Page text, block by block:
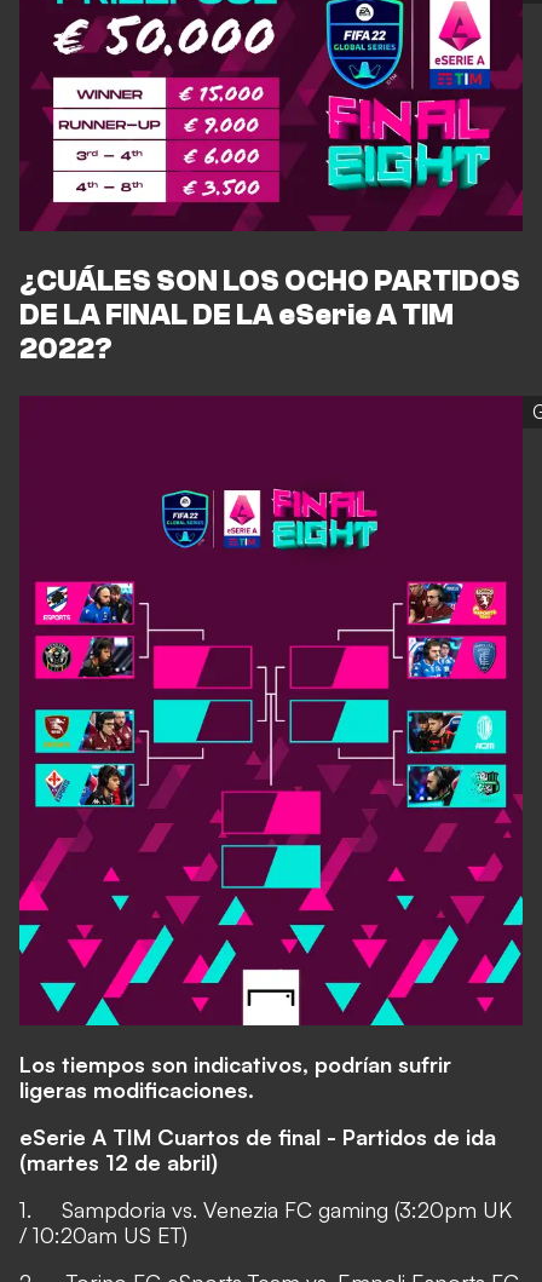
¿CUÁLES SON LOS OCHO PARTIDOS
DE LA FINAL DE LA eSerie A TIM
2022?
Los tiempos son indicativos, podrían sufrir
ligeras modificaciones.
eSerie A TIM Cuartos de final - Partidos de ida
(martes 12 de abril)
1. Sampdoria vs. Venezia FC gaming (3:20pm UK
/ 10:20am US ET)